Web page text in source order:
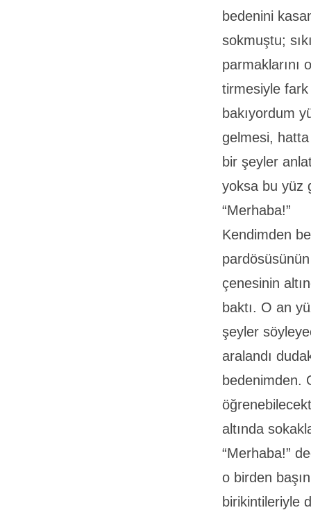
bedenini
sokmuştu;
parmaklarını
tirmesiyle
bakıyordum
gelmesi,
bir şeyler
yoksa bu yüz
“Merhaba!”
Kendimden
çenesinin
baktı. O an
şeyler
aralandı
bedenimden.
altında
“Merhaba!”
o birden
birikintileriyle